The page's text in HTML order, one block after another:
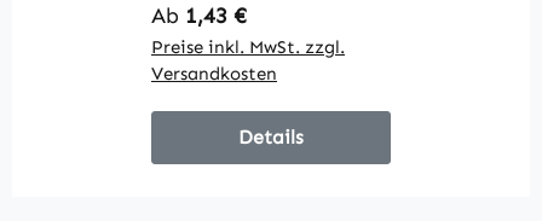
Regulärer Preis:
Ab 1,43 €
Preise inkl. MwSt. zzgl.
Versandkosten
Details